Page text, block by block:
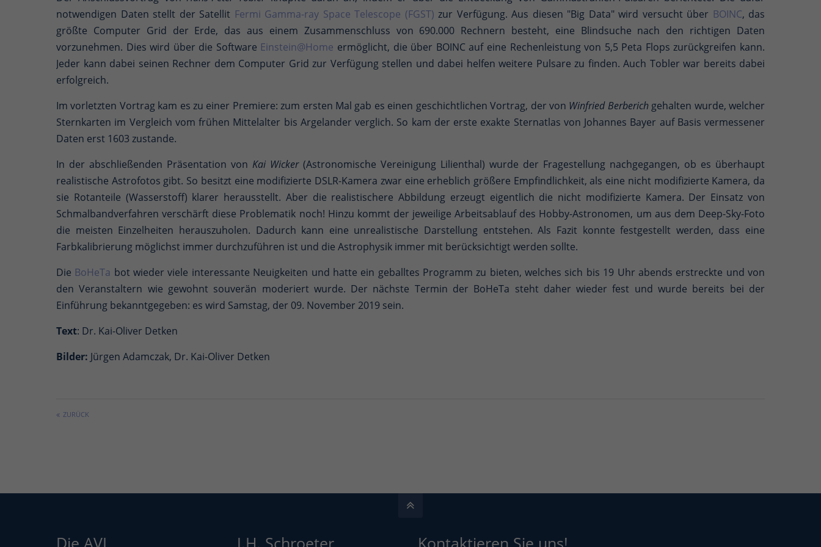
notwendigen Daten stellt der Satellit Fermi Gamma-ray Space Telescope (FGST) zur Verfügung. Aus diesen "Big Data" wird versucht über BOINC, das
größte Computer Grid der Erde, das aus einem Zusammenschluss von 690.000 Rechnern besteht, eine Blindsuche nach den richtigen Daten
vorzunehmen. Dies wird über die Software Einstein@Home ermöglicht, die über BOINC auf eine Rechenleistung von 5,5 Peta Flops zurückgreifen kann.
Jeder kann dabei seinen Rechner dem Computer Grid zur Verfügung stellen und dabei helfen weitere Pulsare zu finden. Auch Tobler war bereits dabei
erfolgreich.
Im vorletzten Vortrag kam es zu einer Premiere: zum ersten Mal gab es einen geschichtlichen Vortrag, der von Winfried Berberichgehalten wurde, welcher
Sternkarten im Vergleich vom frühen Mittelalter bis Argelander verglich. So kam der erste exakte Sternatlas von Johannes Bayer auf Basis vermessener
Daten erst 1603 zustande.
In der abschließenden Präsentation von Kai Wicker (Astronomische Vereinigung Lilienthal) wurde der Fragestellung nachgegangen, ob es überhaupt
realistische Astrofotos gibt. So besitzt eine modifizierte DSLR-Kamera zwar eine erheblich größere Empfindlichkeit, als eine nicht modifizierte Kamera, da
sie Rotanteile (Wasserstoff) klarer herausstellt. Aber die realistischere Abbildung erzeugt eigentlich die nicht modifizierte Kamera. Der Einsatz von
Schmalbandverfahren verschärft diese Problematik noch! Hinzu kommt der jeweilige Arbeitsablauf des Hobby-Astronomen, um aus dem Deep-Sky-Foto
die meisten Einzelheiten herauszuholen. Dadurch kann eine unrealistische Darstellung entstehen. Als Fazit konnte festgestellt werden, dass eine
Farbkalibrierung möglichst immer durchzuführen ist und die Astrophysik immer mit berücksichtigt werden sollte.
Die BoHeTa bot wieder viele interessante Neuigkeiten und hatte ein geballtes Programm zu bieten, welches sich bis 19 Uhr abends erstreckte und von
den Veranstaltern wie gewohnt souverän moderiert wurde. Der nächste Termin der BoHeTa steht daher wieder fest und wurde bereits bei der
Einführung bekanntgegeben: es wird Samstag, der 09. November 2019 sein.
Text: Dr. Kai-Oliver Detken
Bilder: Jürgen Adamczak, Dr. Kai-Oliver Detken
ZURÜCK
Die AVL J.H. Schroeter Kontaktieren Sie uns!